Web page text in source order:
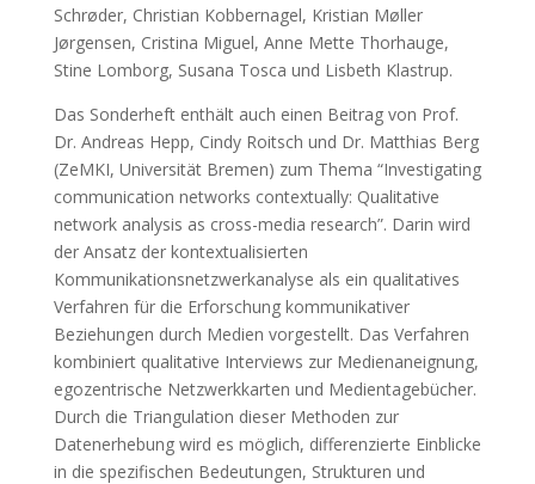
Schrøder, Christian Kobbernagel, Kristian Møller
Jørgensen, Cristina Miguel, Anne Mette Thorhauge,
Stine Lomborg, Susana Tosca und Lisbeth Klastrup.
Das Sonderheft enthält auch einen Beitrag von Prof.
Dr. Andreas Hepp, Cindy Roitsch und Dr. Matthias Berg
(ZeMKI, Universität Bremen) zum Thema “Investigating
communication networks contextually: Qualitative
network analysis as cross-media research”. Darin wird
der Ansatz der kontextualisierten
Kommunikationsnetzwerkanalyse als ein qualitatives
Verfahren für die Erforschung kommunikativer
Beziehungen durch Medien vorgestellt. Das Verfahren
kombiniert qualitative Interviews zur Medienaneignung,
egozentrische Netzwerkkarten und Medientagebücher.
Durch die Triangulation dieser Methoden zur
Datenerhebung wird es möglich, differenzierte Einblicke
in die spezifischen Bedeutungen, Strukturen und